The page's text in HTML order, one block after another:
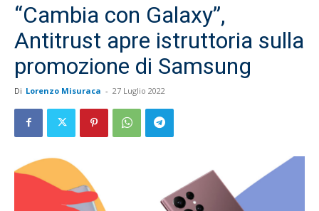
“Cambia con Galaxy”,
Antitrust apre istruttoria sulla
promozione di Samsung
Di Lorenzo Misuraca - 27 Luglio 2022